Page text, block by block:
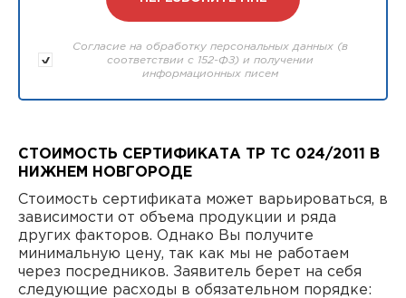
Согласие на обработку персональных данных (в
соответствии с 152-ФЗ) и получении
информационных писем
СТОИМОСТЬ СЕРТИФИКАТА ТР ТС 024/2011 В
НИЖНЕМ НОВГОРОДЕ
Стоимость сертификата может варьироваться, в
зависимости от объема продукции и ряда
других факторов. Однако Вы получите
минимальную цену, так как мы не работаем
через посредников. Заявитель берет на себя
следующие расходы в обязательном порядке: